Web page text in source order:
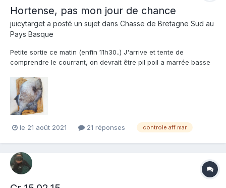
Hortense, pas mon jour de chance
juicytarget a posté un sujet dans Chasse de Bretagne Sud au
Pays Basque
Petite sortie ce matin (enfin 11h30..) J'arrive et tente de
comprendre le courrant, on devrait être pil poil a marrée basse
très violente. Entre chaque apnée sur 10m min, je me fais
déporter a au moins 30/40cm/s 😬 Visi a environ...
le 21 août 2021 21 réponses controle aff mar